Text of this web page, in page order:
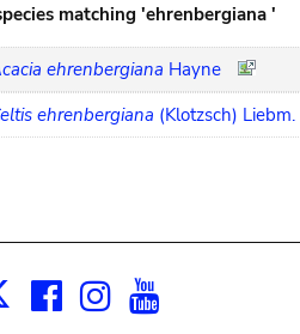
matching 'ehrenbergiana '
ehrenbergiana Hayne
ehrenbergiana (Klotzsch) Liebm.
X Facebook
Instagram